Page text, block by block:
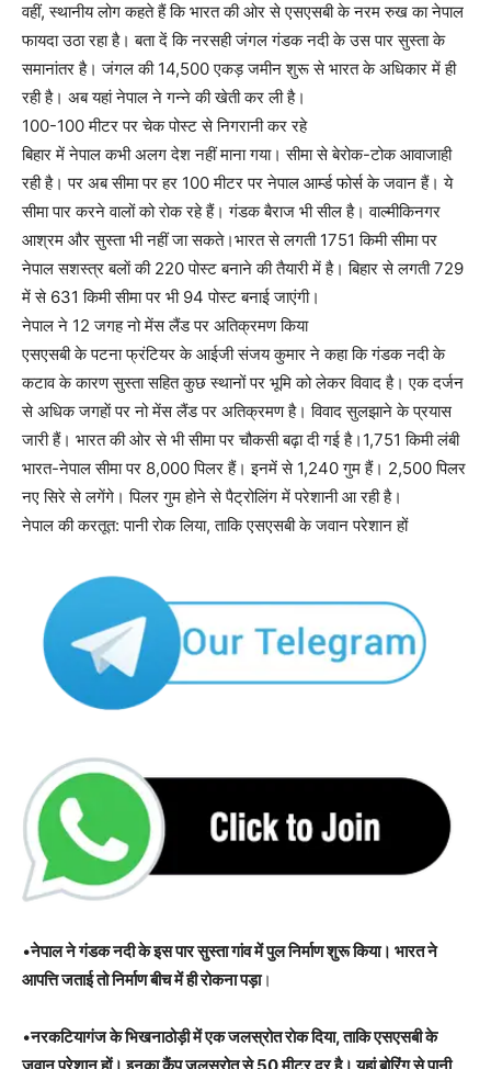
वहीं, स्थानीय लोग कहते हैं कि भारत की ओर से एसएसबी के नरम रुख का नेपाल
फायदा उठा रहा है। बता दें कि नरसही जंगल गंडक नदी के उस पार सुस्ता के
समानांतर है। जंगल की 14,500 एकड़ जमीन शुरू से भारत के अधिकार में ही
रही है। अब यहां नेपाल ने गन्ने की खेती कर ली है।
100-100 मीटर पर चेक पोस्ट से निगरानी कर रहे
बिहार में नेपाल कभी अलग देश नहीं माना गया। सीमा से बेरोक-टोक आवाजाही
रही है। पर अब सीमा पर हर 100 मीटर पर नेपाल आर्म्ड फोर्स के जवान हैं। ये
सीमा पार करने वालों को रोक रहे हैं। गंडक बैराज भी सील है। वाल्मीकिनगर
आश्रम और सुस्ता भी नहीं जा सकते।भारत से लगती 1751 किमी सीमा पर
नेपाल सशस्त्र बलाें की 220 पोस्ट बनाने की तैयारी में है। बिहार से लगती 729
में से 631 किमी सीमा पर भी 94 पोस्ट बनाई जाएंगी।
नेपाल ने 12 जगह नो मेंस लैंड पर अतिक्रमण किया
एसएसबी के पटना फ्रंटियर के आईजी संजय कुमार ने कहा कि गंडक नदी के
कटाव के कारण सुस्ता सहित कुछ स्थानों पर भूमि को लेकर विवाद है। एक दर्जन
से अधिक जगहाें पर नो मेंस लैंड पर अतिक्रमण है। विवाद सुलझाने के प्रयास
जारी हैं। भारत की ओर से भी सीमा पर चौकसी बढ़ा दी गई है।1,751 किमी लंबी
भारत-नेपाल सीमा पर 8,000 पिलर हैं। इनमें से 1,240 गुम हैं। 2,500 पिलर
नए सिरे से लगेंगे। पिलर गुम होने से पैट्रोलिंग में परेशानी आ रही है।
नेपाल की करतूत: पानी राेक लिया, ताकि एसएसबी के जवान परेशान हों
•नेपाल ने गंडक नदी के इस पार सुस्ता गांव में पुल निर्माण शुरू किया। भारत ने
आपत्ति जताई तो निर्माण बीच में ही रोकना पड़ा।
•नरकटियागंज के भिखनाठोड़ी में एक जलस्रोत राेक दिया, ताकि एसएसबी के